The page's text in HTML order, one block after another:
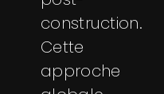
construction.
Cette
approche